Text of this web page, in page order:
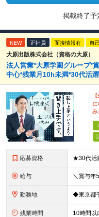
掲載終了予
NEW 正社員 面接情報有 自
大原出版株式会社（資格の大原）
法人営業*大原学園グループ*
中心*残業月10h未満*30代活躍
に
み
応募資格
給与
勤務地
残業時間 10時間以